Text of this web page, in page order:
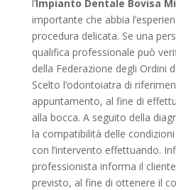
l’Impianto Dentale Bovisa
importante che abbia
procedura delicata. Se una
qualifica professionale può
della Federazione degli Ordini
Scelto l’odontoiatra di
appuntamento, al fine di
alla bocca. A seguito della
la compatibilità delle
con l’intervento effettuando.
professionista informa il
previsto, al fine di ottenere il